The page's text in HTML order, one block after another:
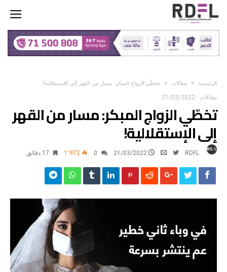
‫الرئيسية‬ مقالات تخطّي الزواج المبكر: مسار من القهر إلى الإستقلالية!
مقالات -
21/03/2022
تخطّي الزواج المبكر: مسار من القهر
إلى الإستقلالية!
RDFL
21/03/2022 1٬972 17 ‫دقائق‬